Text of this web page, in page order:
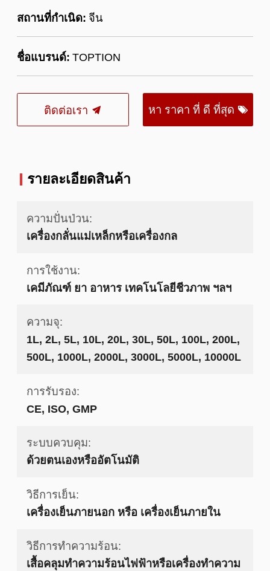
สถานที่กำเนิด: จีน
ชื่อแบรนด์: TOPTION
ติดต่อเรา หา ราคา ที่ ดี ที่สุด
รายละเอียดสินค้า
ความปั่นป่วน:
เครื่องกลั่นแม่เหล็กหรือเครื่องกล
การใช้งาน:
เคมีภัณฑ์ ยา อาหาร เทคโนโลยีชีวภาพ ฯลฯ
ความจุ:
1L, 2L, 5L, 10L, 20L, 30L, 50L, 100L, 200L,
500L, 1000L, 2000L, 3000L, 5000L, 10000L
การรับรอง:
CE, ISO, GMP
ระบบควบคุม:
ด้วยตนเองหรืออัตโนมัติ
วิธีการเย็น:
เครื่องเย็นภายนอก หรือ เครื่องเย็นภายใน
วิธีการทำความร้อน:
เสื้อคลุมทำความร้อนไฟฟ้าหรือเครื่องทำความ